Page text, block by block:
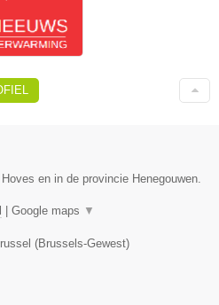
en in de provincie Henegouwen.
Google maps ▼
(Brussels-Gewest)